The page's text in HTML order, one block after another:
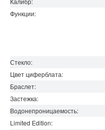
Функции:
Стекло:
Цвет циферблата:
Браслет:
Застежка:
Водонепроницаемость:
Limited Edition: